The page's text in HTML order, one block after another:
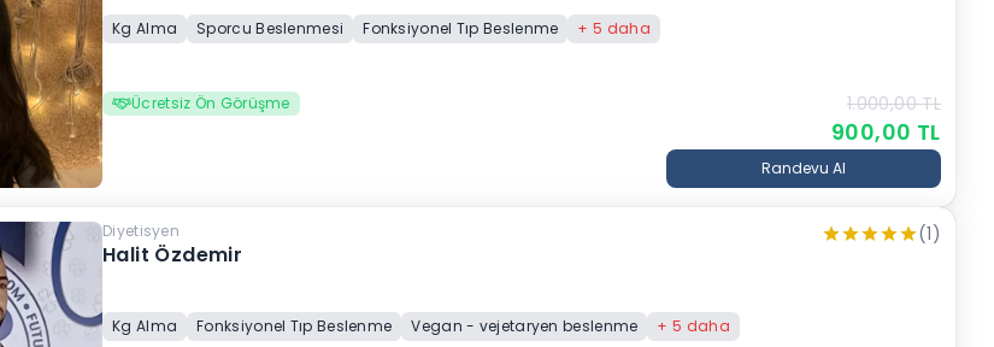
Kg Alma Sporcu Beslenmesi Fonksiyonel Tıp Beslenme +5 daha
Ücretsiz Ön Görüşme 1.000,00 TL
900,00 TL
Randevu Al
Halit Özdemir
Diyetisyen (1)
Kg Alma Fonksiyonel Tıp Beslenme Vegan - vejetaryen beslenme +5 daha